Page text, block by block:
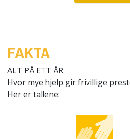
FAKTA
ALT PÅ ETT ÅR
Hvor mye hjelp gir frivillige
Her er tallene: